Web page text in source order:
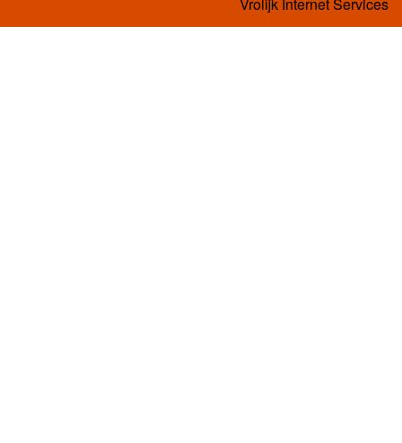
Vrolijk Internet Services